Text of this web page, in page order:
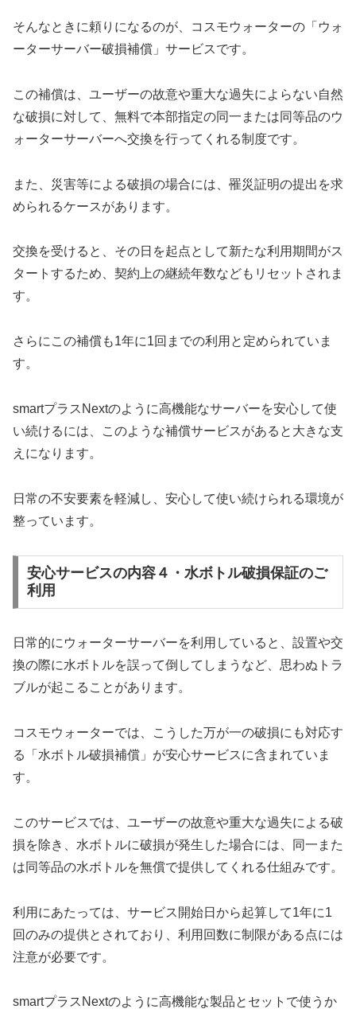
そんなときに頼りになるのが、コスモウォーターの「ウォ
ーターサーバー破損補償」サービスです。
この補償は、ユーザーの故意や重大な過失によらない自然
な破損に対して、無料で本部指定の同一または同等品のウ
ォーターサーバーへ交換を行ってくれる制度です。
また、災害等による破損の場合には、罹災証明の提出を求
められるケースがあります。
交換を受けると、その日を起点として新たな利用期間がス
タートするため、契約上の継続年数などもリセットされま
す。
さらにこの補償も1年に1回までの利用と定められていま
す。
smartプラスNextのように高機能なサーバーを安心して使
い続けるには、このような補償サービスがあると大きな支
えになります。
日常の不安要素を軽減し、安心して使い続けられる環境が
整っています。
安心サービスの内容４・水ボトル破損保証のご
利用
日常的にウォーターサーバーを利用していると、設置や交
換の際に水ボトルを誤って倒してしまうなど、思わぬトラ
ブルが起こることがあります。
コスモウォーターでは、こうした万が一の破損にも対応す
る「水ボトル破損補償」が安心サービスに含まれていま
す。
このサービスでは、ユーザーの故意や重大な過失による破
損を除き、水ボトルに破損が発生した場合には、同一また
は同等品の水ボトルを無償で提供してくれる仕組みです。
利用にあたっては、サービス開始日から起算して1年に1
回のみの提供とされており、利用回数に制限がある点には
注意が必要です。
smartプラスNextのように高機能な製品とセットで使うか